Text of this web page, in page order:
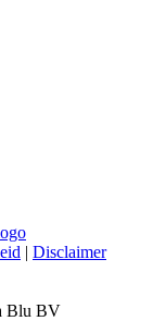
| Disclaimer
Blu BV